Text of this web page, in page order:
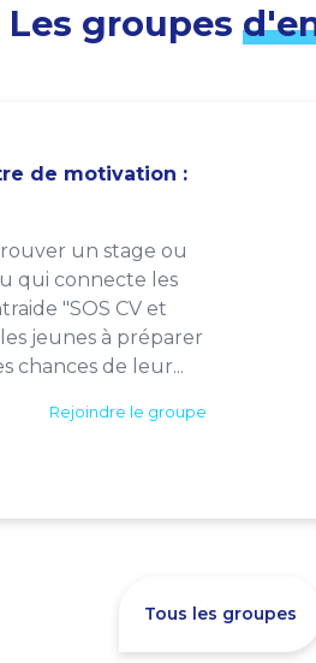
Les groupes
de motivation :
un stage ou
qui connecte les
"SOS CV et
jeunes à préparer
chances de leur...
Rejoindre le groupe
Tous les groupes